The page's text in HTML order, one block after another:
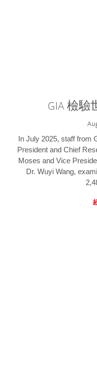
GIA 檢
In July 2025, staff from
President and Chief
Moses and Vice
Dr. Wuyi Wang,